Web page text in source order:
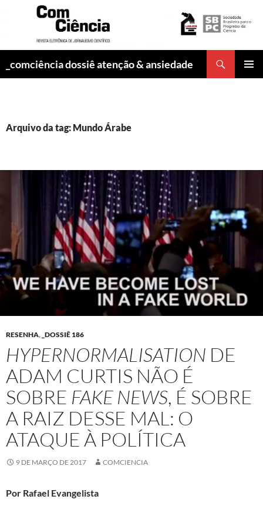
_comciência dossiê atenção & ansiedade
Arquivo da tag: Mundo Árabe
RESENHA, _DOSSIÊ 186
HYPERNORMALISATION DE
ADAM CURTIS NÃO É
SOBRE FAKE NEWS, É SOBRE
A RAIZ DESSE MAL: O
ATAQUE À POLÍTICA
9 DE MARÇO DE 2017 COMCIENCIA
Por Rafael Evangelista